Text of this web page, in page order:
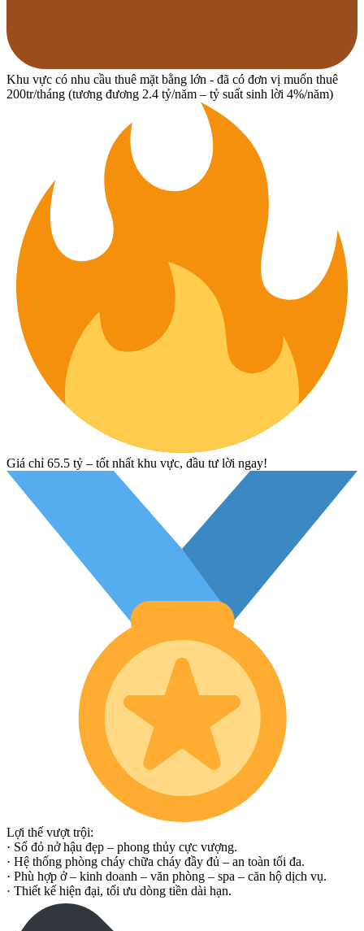
Khu vực có nhu cầu thuê mặt bằng lớn - đã có đơn vị muốn thuê
200tr/tháng (tương đương 2.4 tỷ/năm – tỷ suất sinh lời 4%/năm)
Giá chỉ 65.5 tỷ – tốt nhất khu vực, đầu tư lời ngay!
Lợi thế vượt trội:
· Sổ đỏ nở hậu đẹp – phong thủy cực vượng.
· Hệ thống phòng cháy chữa cháy đầy đủ – an toàn tối đa.
· Phù hợp ở – kinh doanh – văn phòng – spa – căn hộ dịch vụ.
· Thiết kế hiện đại, tối ưu dòng tiền dài hạn.